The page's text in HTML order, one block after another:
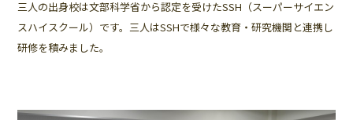
三人の出身校は文部科学省から認定を受けたSSH（スーパーサイエン
スハイスクール）です。三人はSSHで様々な教育・研究機関と連携し
研修を積みました。